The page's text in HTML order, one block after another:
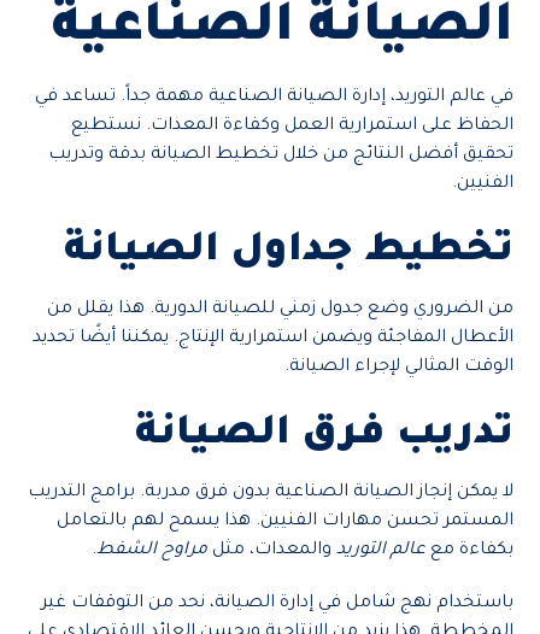
الصيانة الصناعية
في عالم التوريد، إدارة الصيانة الصناعية مهمة جداً. تساعد في
الحفاظ على استمرارية العمل وكفاءة المعدات. نستطيع
تحقيق أفضل النتائج من خلال تخطيط الصيانة بدقة وتدريب
الفنيين.
تخطيط جداول الصيانة
من الضروري وضع جدول زمني للصيانة الدورية. هذا يقلل من
الأعطال المفاجئة ويضمن استمرارية الإنتاج. يمكننا أيضًا تحديد
الوقت المثالي لإجراء الصيانة.
تدريب فرق الصيانة
لا يمكن إنجاز الصيانة الصناعية بدون فرق مدربة. برامج التدريب
المستمر تحسن مهارات الفنيين. هذا يسمح لهم بالتعامل
بكفاءة مععالم التوريد والمعدات، مثلمراوح الشفط.
باستخدام نهج شامل في إدارة الصيانة، نحد من التوقفات غير